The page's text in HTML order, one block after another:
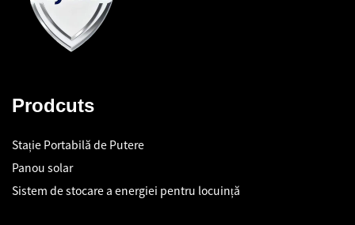
Prodcuts
Stație Portabilă de Putere
Panou solar
Sistem de stocare a energiei pentru locuință